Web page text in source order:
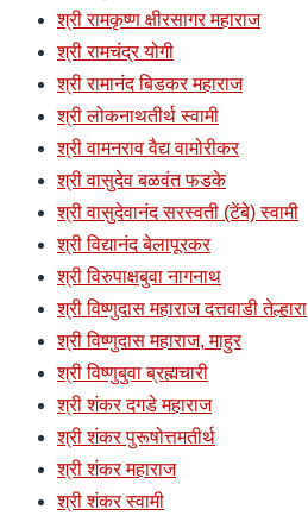
श्री रामकृष्ण क्षीरसागर महाराज
श्री रामचंद्र योगी
श्री रामानंद बिडकर महाराज
श्री लोकनाथतीर्थ स्वामी
श्री वामनराव वैद्य वामोरीकर
श्री वासुदेव बळवंत फडके
श्री वासुदेवानंद सरस्वती (टेंबे) स्वामी
श्री विद्यानंद बेलापूरकर
श्री विरुपाक्षबुवा नागनाथ
श्री विष्णुदास महाराज दत्तवाडी तेल्हारा
श्री विष्णुदास महाराज, माहुर
श्री विष्णुबुवा ब्रह्मचारी
श्री शंकर दगडे महाराज
श्री शंकर पुरूषोत्तमतीर्थ
श्री शंकर महाराज
श्री शंकर स्वामी